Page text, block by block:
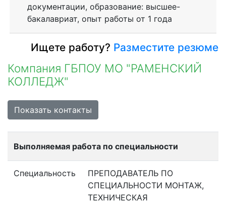
документации, образование: высшее-
бакалавриат, опыт работы от 1 года
Ищете работу? Разместите резюме
Компания ГБПОУ МО "РАМЕНСКИЙ
КОЛЛЕДЖ"
Показать контакты
Выполняемая работа по специальности
Специальность
ПРЕПОДАВАТЕЛЬ ПО
СПЕЦИАЛЬНОСТИ МОНТАЖ,
ТЕХНИЧЕСКАЯ